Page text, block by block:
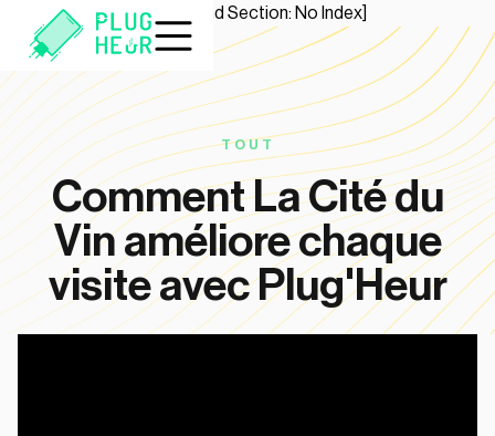
[Start Section: No Index] [End Section: No Index]
TOUT
Comment La Cité du
Vin améliore chaque
visite avec Plug'Heur